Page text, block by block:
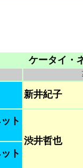
ケータイ・
新井紀子
ト
渋井哲也
ト